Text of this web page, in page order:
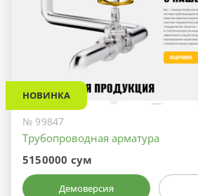
НОВИНКА
№ 99847
Трубопроводная арматура
5150000 сум
Демоверсия